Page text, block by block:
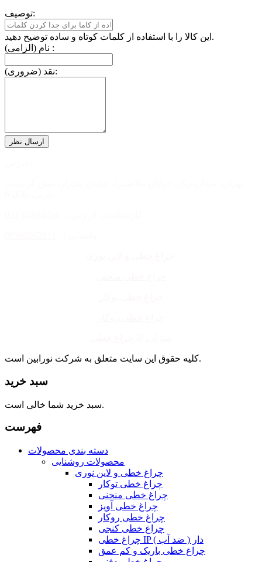
توصیف:
این کالا را با استفاده از کلمات کوتاه و ساده توضیح دهید.
نام (الزامی) :
نقد (ضروری):
کلیه حقوق این سایت متعلق به شرکت نورابین است.
سبد خرید
سبد خرید شما خالی است.
فهرست
دسته بندی محصولات
محصولات روشنایی
چراغ خطی و لاین نوری
چراغ خطی توکار
چراغ خطی منحنی
چراغ خطی آویز
چراغ خطی روکار
چراغ خطی کنجی
چراغ خطی IP دار ( ضد آب )
چراغ خطی باریک و کم عمق